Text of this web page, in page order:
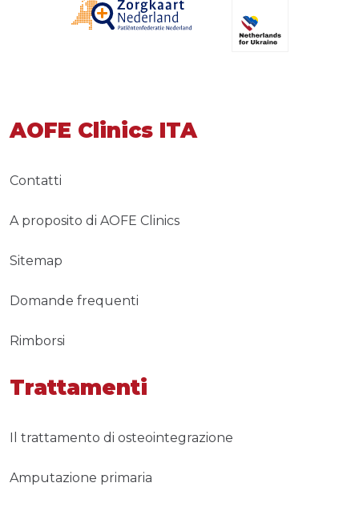
AOFE Clinics ITA
Contatti
A proposito di AOFE Clinics
Sitemap
Domande frequenti
Rimborsi
Trattamenti
Il trattamento di osteointegrazione
Amputazione primaria